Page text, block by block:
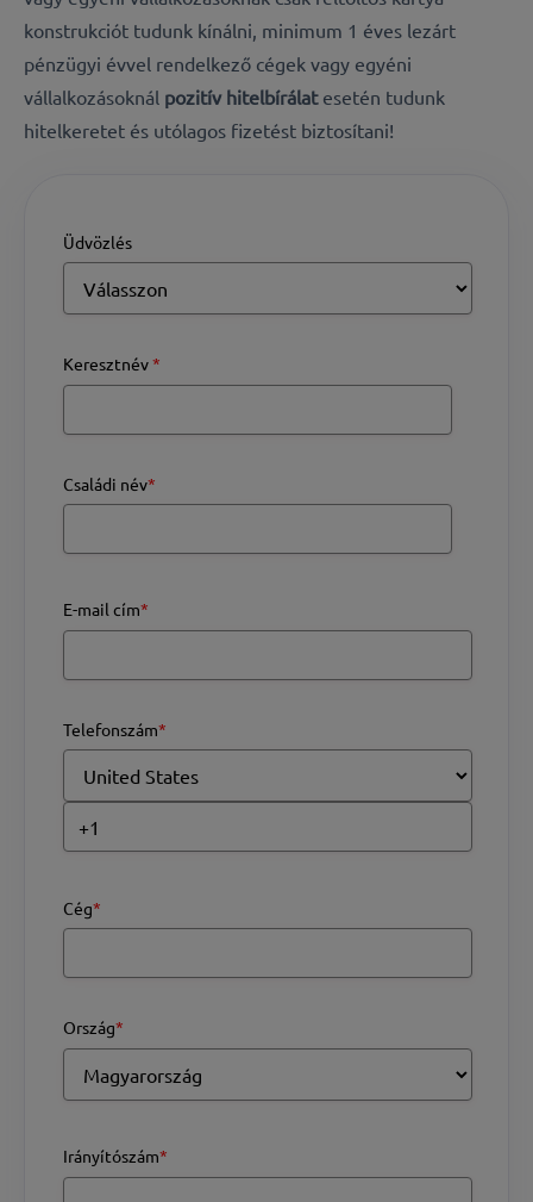
konstrukciót tudunk kínálni, minimum 1 éves lezárt
pénzügyi évvel rendelkező cégek vagy egyéni
vállalkozásoknál pozitív hitelbírálat esetén tudunk
hitelkeretet és utólagos fizetést biztosítani!
Üdvözlés
Keresztnév*
Családi név*
E-mail cím*
Telefonszám*
Cég*
Ország*
Irányítószám*